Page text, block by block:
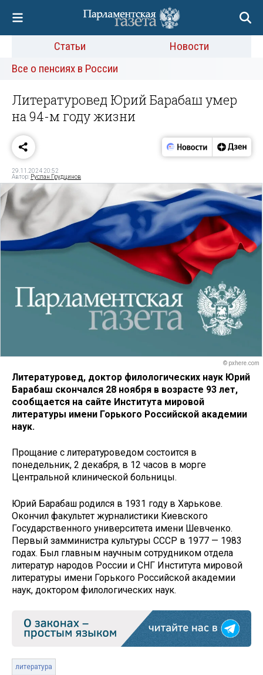
Статьи
Новости
Все о пенсиях в России
Литературовед Юрий Барабаш умер
на 94-м году жизни
29.11.2024 20:52
Автор: Руслан Грудцинов
© pxhere.com
Литературовед, доктор филологических наук Юрий
Барабаш скончался 28 ноября в возрасте 93 лет,
сообщается на сайте Института мировой
литературы имени Горького Российской академии
наук.
Прощание с литературоведом состоится в
понедельник, 2 декабря, в 12 часов в морге
Центральной клинической больницы.
Юрий Барабаш родился в 1931 году в Харькове.
Окончил факультет журналистики Киевского
Государственного университета имени Шевченко.
Первый замминистра культуры СССР в 1977 — 1983
годах. Был главным научным сотрудником отдела
литератур народов России и СНГ Института мировой
литературы имени Горького Российской академии
наук, доктором филологических наук.
литература